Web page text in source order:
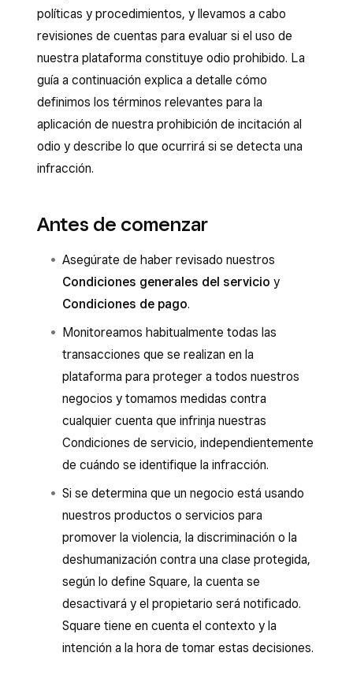
políticas y procedimientos, y llevamos a cabo
revisiones de cuentas para evaluar si el uso de
nuestra plataforma constituye odio prohibido. La
guía a continuación explica a detalle cómo
definimos los términos relevantes para la
aplicación de nuestra prohibición de incitación al
odio y describe lo que ocurrirá si se detecta una
infracción.
Antes de comenzar
Asegúrate de haber revisado nuestros
Condiciones generales del servicio y
Condiciones de pago.
Monitoreamos habitualmente todas las
transacciones que se realizan en la
plataforma para proteger a todos nuestros
negocios y tomamos medidas contra
cualquier cuenta que infrinja nuestras
Condiciones de servicio, independientemente
de cuándo se identifique la infracción.
Si se determina que un negocio está usando
nuestros productos o servicios para
promover la violencia, la discriminación o la
deshumanización contra una clase protegida,
según lo define Square, la cuenta se
desactivará y el propietario será notificado.
Square tiene en cuenta el contexto y la
intención a la hora de tomar estas decisiones.